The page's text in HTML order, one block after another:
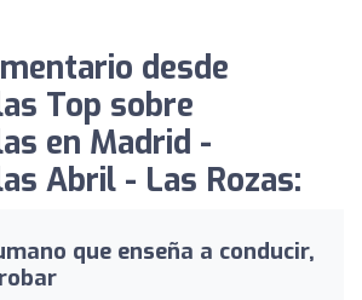
desde
Top sobre
en Madrid -
Abril - Las Rozas:
que enseña a conducir,